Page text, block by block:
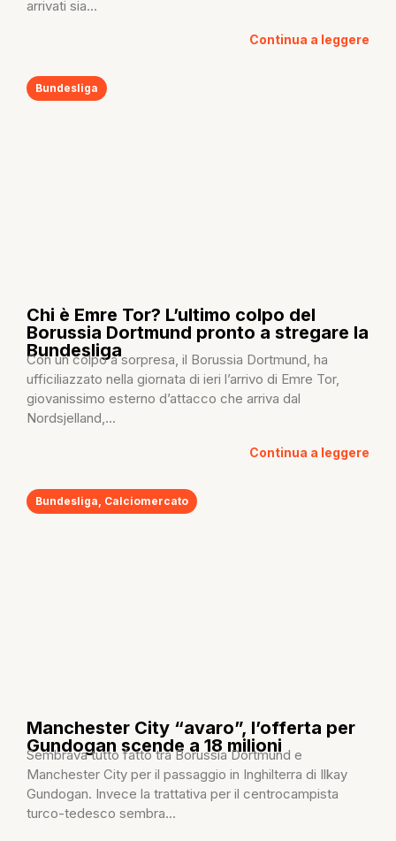
arrivati sia...
Continua a leggere
Bundesliga
Chi è Emre Tor? L’ultimo colpo del
Borussia Dortmund pronto a stregare la
Bundesliga
Con un colpo a sorpresa, il Borussia Dortmund, ha
ufficiliazzato nella giornata di ieri l’arrivo di Emre Tor,
giovanissimo esterno d’attacco che arriva dal
Nordsjelland,...
Continua a leggere
Bundesliga Calciomercato
Manchester City “avaro”, l’offerta per
Gundogan scende a 18 milioni
Sembrava tutto fatto tra Borussia Dortmund e
Manchester City per il passaggio in Inghilterra di Ilkay
Gundogan. Invece la trattativa per il centrocampista
turco-tedesco sembra...